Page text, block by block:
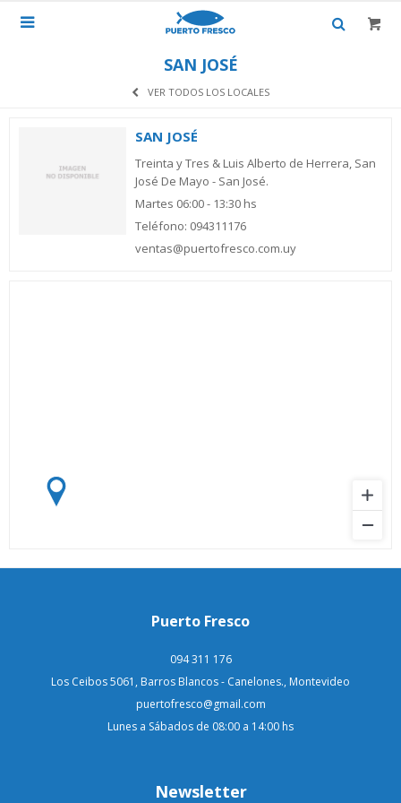

SAN JOSÉ
VER TODOS LOS LOCALES
SAN JOSÉ
Treinta y Tres & Luis Alberto de Herrera, San
José De Mayo - San José.
Martes 06:00 - 13:30 hs
Teléfono: 094311176
ventas@puertofresco.com.uy
Puerto Fresco
094 311 176
Los Ceibos 5061, Barros Blancos - Canelones., Montevideo
puertofresco@gmail.com
Lunes a Sábados de 08:00 a 14:00 hs
Newsletter